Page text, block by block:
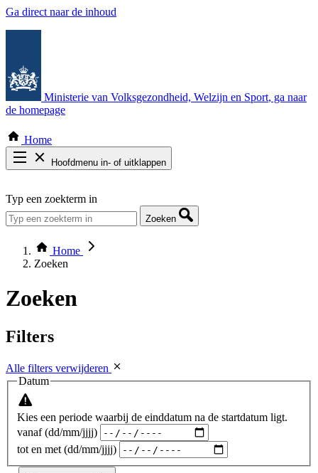
Ga direct naar de inhoud
Ministerie van Volksgezondheid, Welzijn en Sport, ga naar
de homepage
Home
Hoofdmenu in- of uitklappen
Thema COVID-19
Bekijk per bestuursorgaan
Typ een zoekterm in
Zoeken
Home
Zoeken
Zoeken
Filters
Alle filters verwijderen
Datum
Kies een periode waarbij de einddatum na de startdatum ligt.
vanaf (dd/mm/jjjj)
tot en met (dd/mm/jjjj)